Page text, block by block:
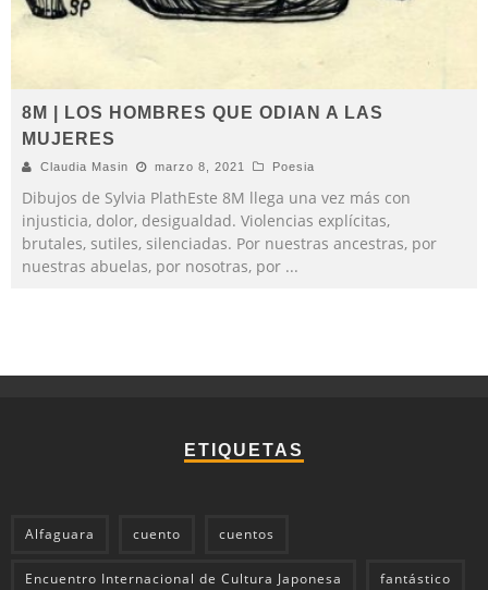
8M | LOS HOMBRES QUE ODIAN A LAS
MUJERES
Claudia Masin marzo 8, 2021 Poesia
Dibujos de Sylvia PlathEste 8M llega una vez más con
injusticia, dolor, desigualdad. Violencias explícitas,
brutales, sutiles, silenciadas. Por nuestras ancestras, por
nuestras abuelas, por nosotras, por ...
ETIQUETAS
Alfaguara cuento cuentos
Encuentro Internacional de Cultura Japonesa fantástico